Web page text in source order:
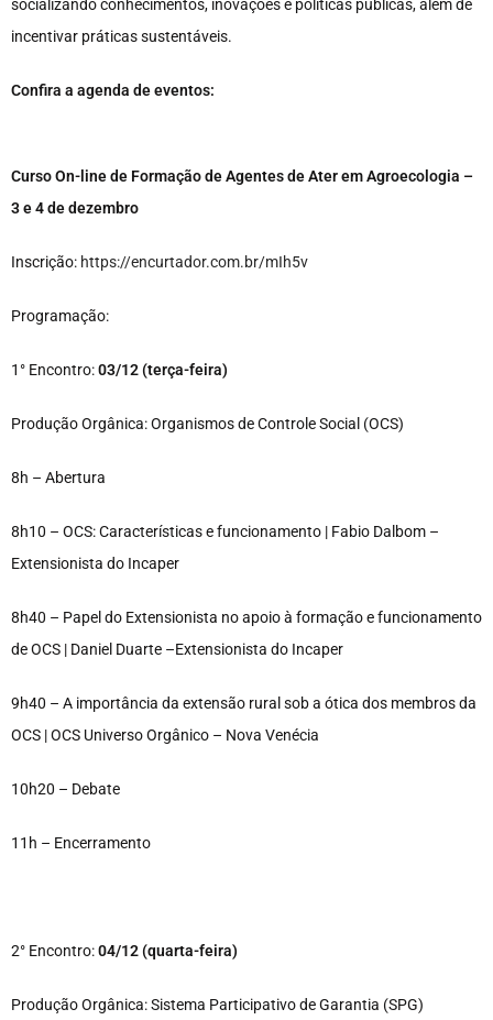
socializando conhecimentos, inovações e políticas públicas, além de
incentivar práticas sustentáveis.
Confira a agenda de eventos:
Curso On-line de Formação de Agentes de Ater em Agroecologia –
3 e 4 de dezembro
Inscrição: https://encurtador.com.br/mIh5v
Programação:
1° Encontro:03/12 (terça-feira)
Produção Orgânica: Organismos de Controle Social (OCS)
8h – Abertura
8h10 – OCS: Características e funcionamento | Fabio Dalbom –
Extensionista do Incaper
8h40 – Papel do Extensionista no apoio à formação e funcionamento
de OCS | Daniel Duarte –Extensionista do Incaper
9h40 – A importância da extensão rural sob a ótica dos membros da
OCS | OCS Universo Orgânico – Nova Venécia
10h20 – Debate
11h – Encerramento
2° Encontro:04/12 (quarta-feira)
Produção Orgânica: Sistema Participativo de Garantia (SPG)